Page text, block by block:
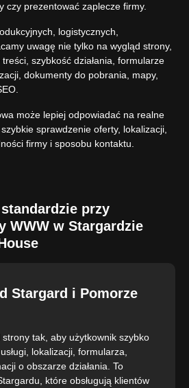
czy prezentować zaplecze firmy.
logistycznych,
uwagę nie tylko na wygląd strony,
szybkość działania, formularze
dokumenty do pobrania, mapy,
może lepiej odpowiadać na realne
sprawdzenie oferty, lokalizacji,
firmy i sposobu kontaktu.
przy
WWW w Stargardzie
Stargard i Pomorze
strony tak, aby użytkownik szybko
lokalizacji, formularza,
o obszarze działania. To
które obsługują klientów